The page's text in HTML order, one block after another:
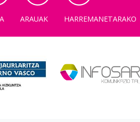
ARAUAK HARREMANETARAKO